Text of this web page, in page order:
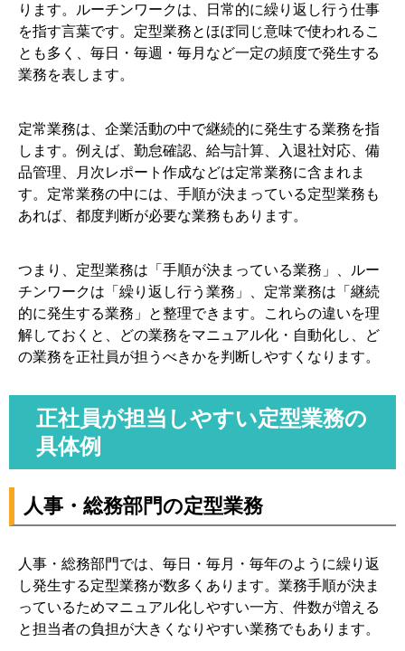
ります。ルーチンワークは、日常的に繰り返し行う仕事
を指す言葉です。定型業務とほぼ同じ意味で使われるこ
とも多く、毎日・毎週・毎月など一定の頻度で発生する
業務を表します。
定常業務は、企業活動の中で継続的に発生する業務を指
します。例えば、勤怠確認、給与計算、入退社対応、備
品管理、月次レポート作成などは定常業務に含まれま
す。定常業務の中には、手順が決まっている定型業務も
あれば、都度判断が必要な業務もあります。
つまり、定型業務は「手順が決まっている業務」、ルー
チンワークは「繰り返し行う業務」、定常業務は「継続
的に発生する業務」と整理できます。これらの違いを理
解しておくと、どの業務をマニュアル化・自動化し、ど
の業務を正社員が担うべきかを判断しやすくなります。
正社員が担当しやすい定型業務の
具体例
人事・総務部門の定型業務
人事・総務部門では、毎日・毎月・毎年のように繰り返
し発生する定型業務が数多くあります。業務手順が決ま
っているためマニュアル化しやすい一方、件数が増える
と担当者の負担が大きくなりやすい業務でもあります。